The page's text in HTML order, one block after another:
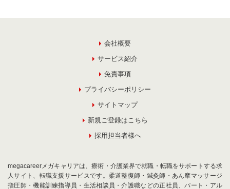
会社概要
サービス紹介
免責事項
プライバシーポリシー
サイトマップ
新規ご登録はこちら
採用担当者様へ
megacareerメガキャリアは、療術・介護業界で就職・転職をサポートする求
人サイト、転職支援サービスです。柔道整復師・鍼灸師・あん摩マッサージ
指圧師・機能訓練指導員・生活相談員・介護職などの正社員、パート・アル